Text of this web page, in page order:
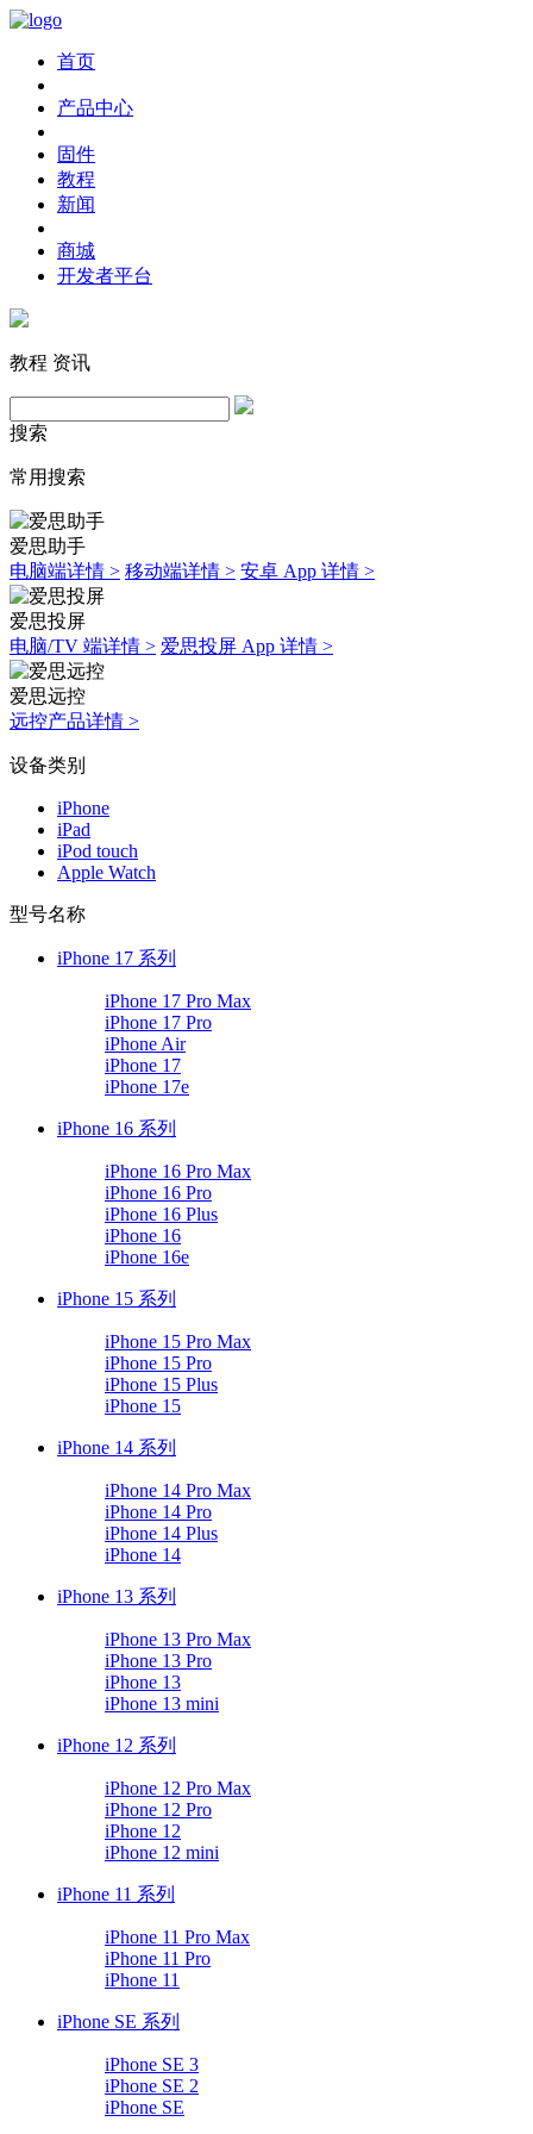
首页
产品中心
固件
教程
新闻
商城
开发者平台
教程 资讯
搜索
常用搜索
爱思助手
电脑端详情 > 移动端详情 > 安卓 App 详情 >
爱思投屏
电脑/TV 端详情 > 爱思投屏 App 详情 >
爱思远控
远控产品详情 >
设备类别
iPhone
iPad
iPod touch
Apple Watch
型号名称
iPhone 17 系列
iPhone 17 Pro Max
iPhone 17 Pro
iPhone Air
iPhone 17
iPhone 17e
iPhone 16 系列
iPhone 16 Pro Max
iPhone 16 Pro
iPhone 16 Plus
iPhone 16
iPhone 16e
iPhone 15 系列
iPhone 15 Pro Max
iPhone 15 Pro
iPhone 15 Plus
iPhone 15
iPhone 14 系列
iPhone 14 Pro Max
iPhone 14 Pro
iPhone 14 Plus
iPhone 14
iPhone 13 系列
iPhone 13 Pro Max
iPhone 13 Pro
iPhone 13
iPhone 13 mini
iPhone 12 系列
iPhone 12 Pro Max
iPhone 12 Pro
iPhone 12
iPhone 12 mini
iPhone 11 系列
iPhone 11 Pro Max
iPhone 11 Pro
iPhone 11
iPhone SE 系列
iPhone SE 3
iPhone SE 2
iPhone SE